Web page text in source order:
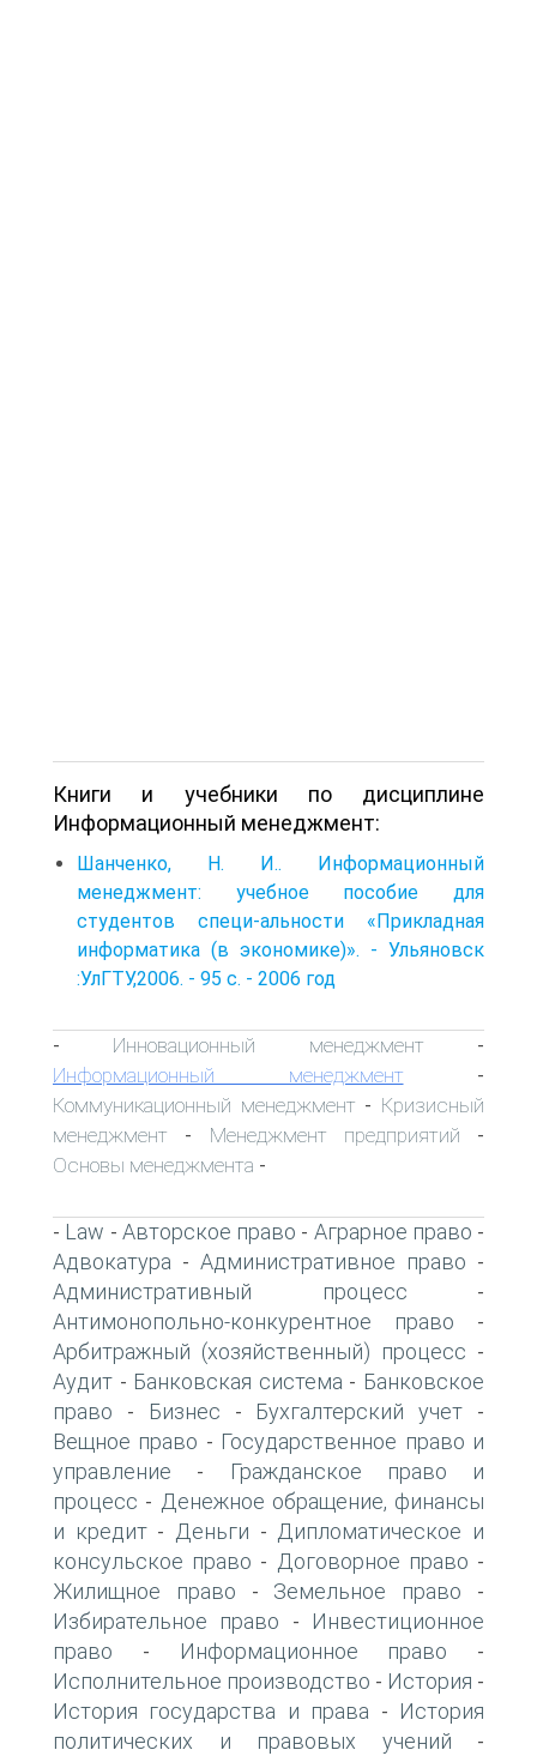
Книги и учебники по дисциплине
Информационный менеджмент:
Шанченко, Н. И.. Информационный
менеджмент: учебное пособие для
студентов специ-альности «Прикладная
информатика (в экономике)». - Ульяновск
:УлГТУ,2006. - 95 с. - 2006 год
- Инновационный менеджмент -
Информационный менеджмент -
Коммуникационный менеджмент - Кризисный
менеджмент - Менеджмент предприятий -
Основы менеджмента -
- Law - Авторское право - Аграрное право -
Адвокатура - Административное право -
Административный процесс -
Антимонопольно-конкурентное право -
Арбитражный (хозяйственный) процесс -
Аудит - Банковская система - Банковское
право - Бизнес - Бухгалтерский учет -
Вещное право - Государственное право и
управление -
Гражданское право и
процесс - Денежное обращение, финансы
и кредит- Деньги - Дипломатическое и
консульское право - Договорное право -
Жилищное право - Земельное право -
Избирательное право -
Инвестиционное
право - Информационное право -
Исполнительное производство - История -
История государства и права -
История
политических и правовых учений -